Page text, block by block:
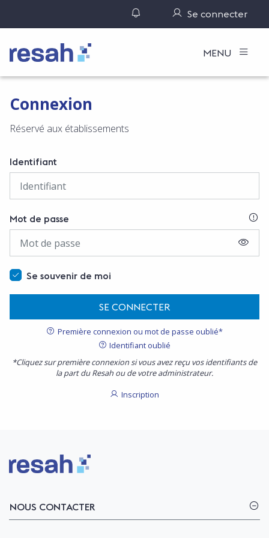
Gérer ses notifications
Se connecter
Logo Resah MENU
Connexion
Réservé aux établissements
Identifiant
Mot de passe
Se souvenir de moi
SE CONNECTER
Première connexion ou mot de passe oublié*
Identifiant oublié
*Cliquez sur première connexion si vous avez reçu vos identifiants de
la part du Resah ou de votre administrateur.
Inscription
Logo Resah
NOUS CONTACTER